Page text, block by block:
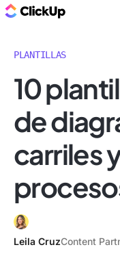
PLANTILLAS
10
de
carriles
Leila CruzContent